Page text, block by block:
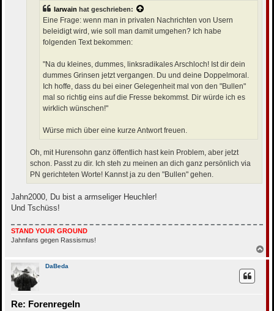
Iarwain hat geschrieben:
Eine Frage: wenn man in privaten Nachrichten von Usern
beleidigt wird, wie soll man damit umgehen? Ich habe
folgenden Text bekommen:
"Na du kleines, dummes, linksradikales Arschloch! Ist dir dein
dummes Grinsen jetzt vergangen. Du und deine Doppelmoral.
Ich hoffe, dass du bei einer Gelegenheit mal von den "Bullen"
mal so richtig eins auf die Fresse bekommst. Dir würde ich es
wirklich wünschen!"
Würse mich über eine kurze Antwort freuen.
Oh, mit Hurensohn ganz öffentlich hast kein Problem, aber jetzt
schon. Passt zu dir. Ich steh zu meinen an dich ganz persönlich via
PN gerichteten Worte! Kannst ja zu den "Bullen" gehen.
Jahn2000, Du bist a armseliger Heuchler!
Und Tschüss!
STAND YOUR GROUND
Jahnfans gegen Rassismus!
a
DaBeda
Re: Forenregeln